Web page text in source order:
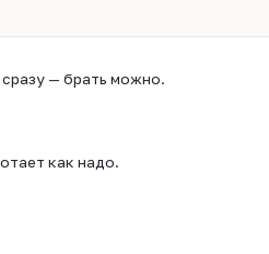
— брать можно.
как надо.